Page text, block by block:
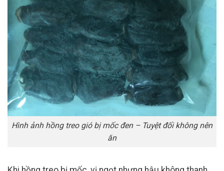
Hình ảnh hồng treo gió bị mốc đen – Tuyệt đối không nên
ăn